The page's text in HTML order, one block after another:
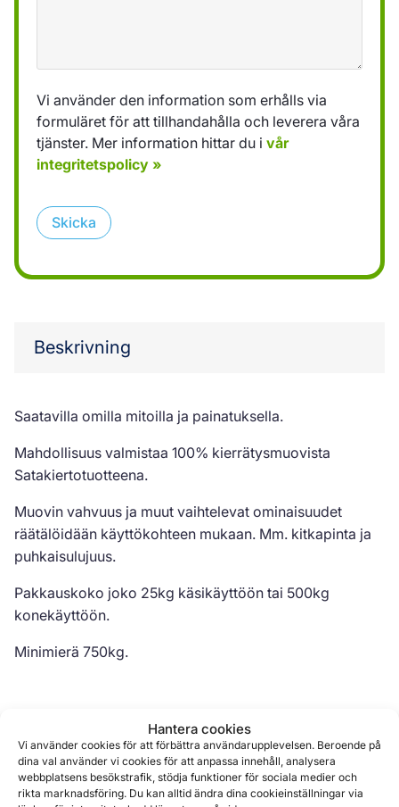
Hantera cookies
Vi använder cookies för att förbättra användarupplevelsen. Beroende på
dina val använder vi cookies för att anpassa innehåll, analysera
webbplatsens besökstrafik, stödja funktioner för sociala medier och
rikta marknadsföring. Du kan alltid ändra dina cookieinställningar via
Vi använder den information som erhålls via
formuläret för att tillhandahålla och leverera våra
tjänster. Mer information hittar du i vår
integritetspolicy »
Skicka
Beskrivning
Saatavilla omilla mitoilla ja painatuksella.
Mahdollisuus valmistaa 100% kierrätysmuovista
Satakiertotuotteena.
Muovin vahvuus ja muut vaihtelevat ominaisuudet
räätälöidään käyttökohteen mukaan. Mm. kitkapinta ja
puhkaisulujuus.
Pakkauskoko joko 25kg käsikäyttöön tai 500kg
konekäyttöön.
Minimierä 750kg.
Liknande produkter